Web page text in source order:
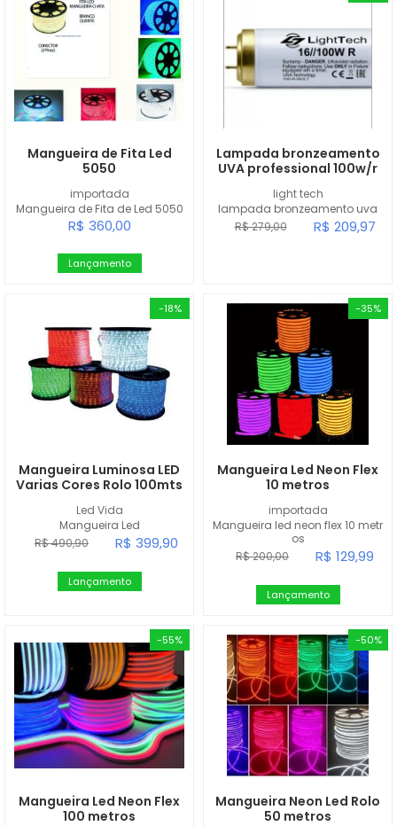
importada
Mangueira de Fita de Led 5050
Mangueira de Fita Led
5050
R$ 360,00
Lançamento
light tech
lampada bronzeamento uva
Lampada bronzeamento
UVA professional 100w/r
R$ 279,00 R$ 209,97
-18%
Led Vida
Mangueira Led
Mangueira Luminosa LED
Varias Cores Rolo 100mts
R$ 490,90 R$ 399,90
Lançamento
-35%
importada
Mangueira led neon flex 10 metr
os
Mangueira Led Neon Flex
10 metros
R$ 200,00 R$ 129,99
Lançamento
-55%
Mangueira Led Neon Flex
100 metros
-50%
Mangueira Neon Led Rolo
50 metros